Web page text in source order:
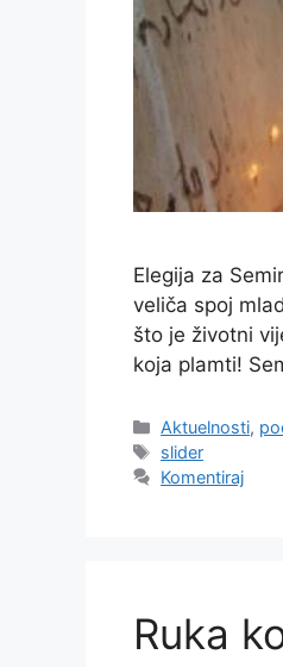
Elegija za
veliča spoj
što je životni
koja plamti!
Kategorije
Aktuelnosti,
Oznake
slider
Komentiraj
Ruka